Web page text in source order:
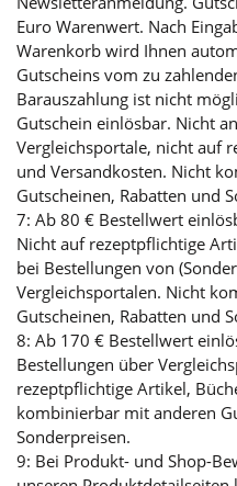
Euro Warenwert. Nach
Warenkorb wird Ihnen
Gutscheins vom zu
Barauszahlung ist nicht
Gutschein einlösbar. Nicht
Vergleichsportale, nicht auf
und Versandkosten. Nicht
Gutscheinen, Rabatten und
7: Ab 80 € Bestellwert
Nicht auf rezeptpflichtige
bei Bestellungen von
Vergleichsportalen. Nicht
Gutscheinen, Rabatten und
8: Ab 170 € Bestellwert
Bestellungen über
rezeptpflichtige Artikel,
kombinierbar mit anderen
Sonderpreisen.
9: Bei Produkt- und Shop-